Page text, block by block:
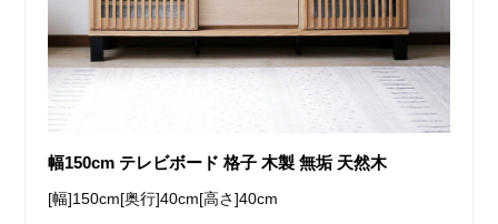
幅150cm テレビボード 格子 木製 無垢 天然木
[幅]150cm[奥行]40cm[高さ]40cm